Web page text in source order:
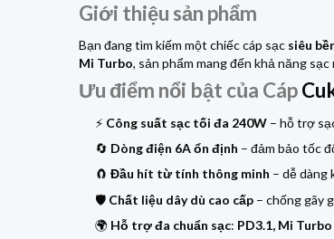
Giới thiệu sản phẩm
Bạn đang tìm kiếm một chiếc cáp sạc siêu
Mi Turbo, sản phẩm mang đến khả năng
Ưu điểm nổi bật của Cáp
⚡ Công suất sạc tối đa 240W – hỗ trợ
🔄 Dòng điện 6A ổn định – đảm bảo tốc
🧲Đầu hít từ tính thông minh – dễ dàng
🛡️ Chất liệu dây dù cao cấp – chống gãy
🌍 Hỗ trợ đa chuẩn sạc: PD3.1, Mi Turbo